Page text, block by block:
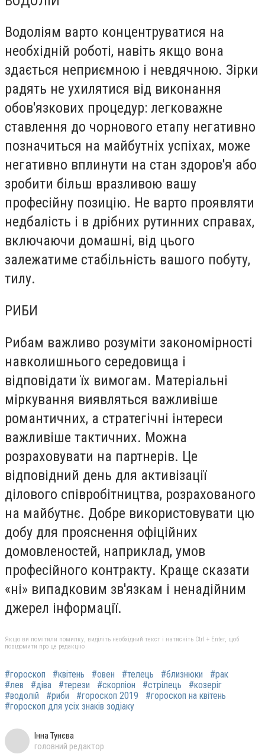
Водоліям варто концентруватися на
необхідній роботі, навіть якщо вона
здається неприємною і невдячною. Зірки
радять не ухилятися від виконання
обов'язкових процедур: легковажне
ставлення до чорнового етапу негативно
позначиться на майбутніх успіхах, може
негативно вплинути на стан здоров'я або
зробити більш вразливою вашу
професійну позицію. Не варто проявляти
недбалість і в дрібних рутинних справах,
включаючи домашні, від цього
залежатиме стабільність вашого побуту,
тилу.
РИБИ
Рибам важливо розуміти закономірності
навколишнього середовища і
відповідати їх вимогам. Матеріальні
міркування виявляться важливіше
романтичних, а стратегічні інтереси
важливіше тактичних. Можна
розраховувати на партнерів. Це
відповідний день для активізації
ділового співробітництва, розрахованого
на майбутнє. Добре використовувати цю
добу для прояснення офіційних
домовленостей, наприклад, умов
професійного контракту. Краще сказати
«ні» випадковим зв'язкам і ненадійним
джерел інформації.
Якщо ви помітили помилку, виділіть необхідний текст і натисніть Ctrl + Enter, щоб
повідомити про це редакцію
#гороскоп #квітень #овен #телець #близнюки
#рак
#лев
#діва #терези #скорпіон #стрілець
#козеріг
#водолій
#риби #гороскоп 2019
#гороскоп на квітень
#гороскоп для усіх знаків зодіаку
Інна Тунєва
головний редактор